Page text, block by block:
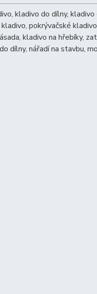
kladivo do dílny,
pokrývačské
kladivo na hřebíky,
dílny, nářadí na stavbu,